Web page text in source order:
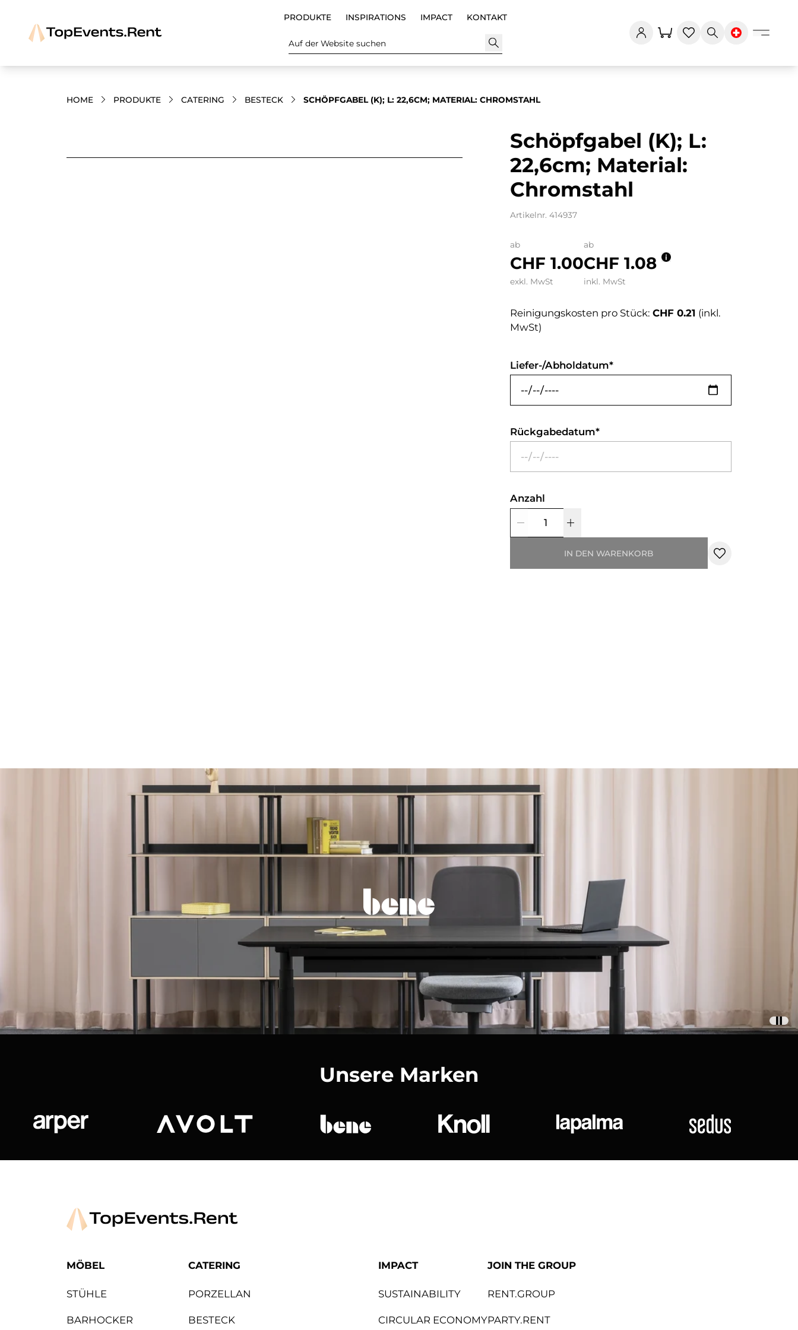
PRODUKTE INSPIRATIONS IMPACT KONTAKT
Auf der Website suchen
HOME PRODUKTE CATERING BESTECK SCHÖPFGABEL (K); L: 22,6CM; MATERIAL: CHROMSTAHL
Schöpfgabel (K); L:
22,6cm; Material:
Chromstahl
Artikelnr. 414937
ab
CHF 1.00
exkl. MwSt
ab
CHF 1.08
inkl. MwSt
Reinigungskosten pro Stück: CHF 0.21 (inkl.
MwSt)
Liefer-/Abholdatum
Rückgabedatum
Anzahl
IN DEN WARENKORB
Unsere Marken
MÖBEL
STÜHLE
BARHOCKER
CATERING
PORZELLAN
BESTECK
IMPACT
SUSTAINABILITY
CIRCULAR ECONOMY
JOIN THE GROUP
RENT.GROUP
PARTY.RENT